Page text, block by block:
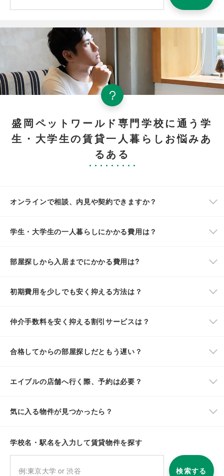
盛岡ペットワールド専門学校に通う学
生・大学生の賃貸一人暮らしお悩みあ
るある
オンラインで相談、内見や契約できますか？
学生・大学生の一人暮らしにかかる費用は？
部屋探しから入居までにかかる費用は?
初期費用を少しでも安く抑える方法は？
仲介手数料を安く抑える割引サービスは？
合格してからの部屋探しだともう遅い？
エイブルの店舗へ行く際、予約は必要？
気に入る物件が見つかったら？
学校名・駅名を入力して賃貸物件を探す
検索する